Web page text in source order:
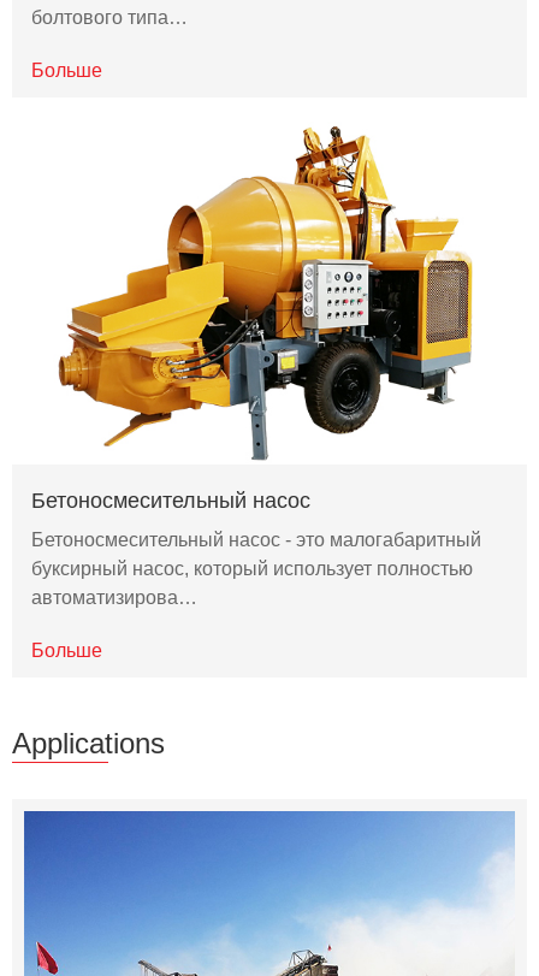
болтового типа…
Больше
Бетоносмесительный насос
Бетоносмесительный насос - это малогабаритный
буксирный насос, который использует полностью
автоматизирова…
Больше
Applications